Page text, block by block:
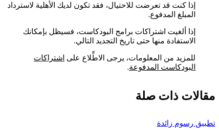
إذا كنت قد تعرضت للاحتيال، فقد تكون لديك الأهلية لاسترداد
المبلغ المدفوع.
إذا ألغيت اشتراكات برامج البودكاست، فسيظل بإمكانك
الاستفادة منها حتى تاريخ التجديد التالي.
للمزيد من المعلومات، يرجى الاطِّلاع على اشتراكات
البودكاست المدفوعة.
مقالات ذات صلة
تطبيق رسوم زائدة